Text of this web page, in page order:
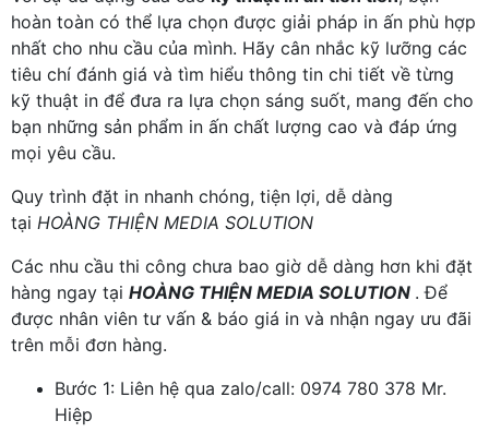
hoàn toàn có thể lựa chọn được giải pháp in ấn phù hợp
nhất cho nhu cầu của mình. Hãy cân nhắc kỹ lưỡng các
tiêu chí đánh giá và tìm hiểu thông tin chi tiết về từng
kỹ thuật in để đưa ra lựa chọn sáng suốt, mang đến cho
bạn những sản phẩm in ấn chất lượng cao và đáp ứng
mọi yêu cầu.
Quy trình đặt in nhanh chóng, tiện lợi, dễ dàng
tại HOÀNG THIỆN MEDIA SOLUTION
Các nhu cầu thi công chưa bao giờ dễ dàng hơn khi đặt
hàng ngay tại HOÀNG THIỆN MEDIA SOLUTION . Để
được nhân viên tư vấn & báo giá in và nhận ngay ưu đãi
trên mỗi đơn hàng.
Bước 1: Liên hệ qua zalo/call: 0974 780 378 Mr.
Hiệp